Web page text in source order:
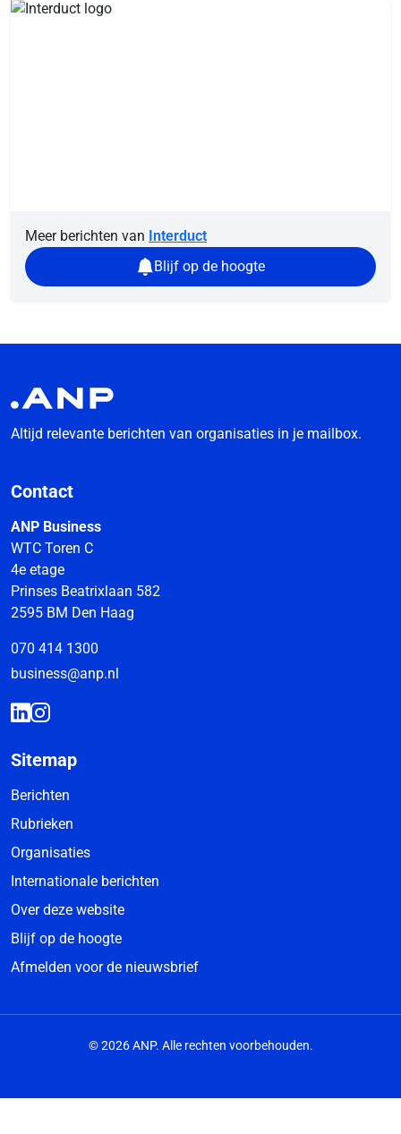
Meer berichten van Interduct
Blijf op de hoogte
Altijd relevante berichten van organisaties in je mailbox.
Contact
ANP Business
WTC Toren C
4e etage
Prinses Beatrixlaan 582
2595 BM Den Haag
070 414 1300
business@anp.nl
Sitemap
Berichten
Rubrieken
Organisaties
Internationale berichten
Over deze website
Blijf op de hoogte
Afmelden voor de nieuwsbrief
© 2026 ANP. Alle rechten voorbehouden.